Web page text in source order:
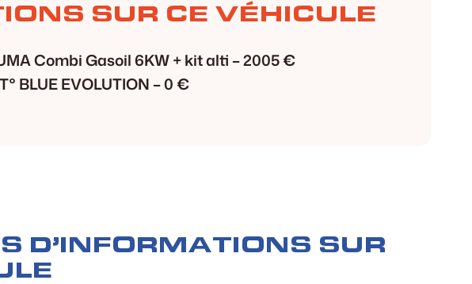
SUR CE VÉHICULE
Combi Gasoil 6KW + kit alti –2005 €
BLUE EVOLUTION –0 €
D’INFORMATIONS SUR